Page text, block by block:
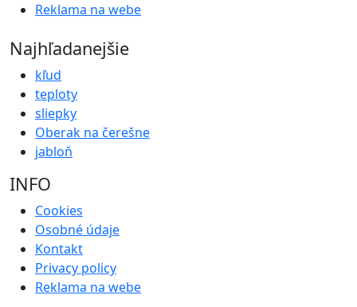
Reklama na webe
Najhľadanejšie
kľud
teploty
sliepky
Oberak na čerešne
jabloň
INFO
Cookies
Osobné údaje
Kontakt
Privacy policy
Reklama na webe